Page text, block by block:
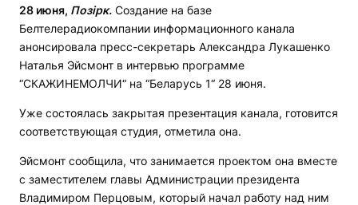
28 июня, Позірк. Создание на базе
Белтелерадиокомпании информационного канала
анонсировала пресс-секретарь Александра Лукашенко
Наталья Эйсмонт в интервью программе
“СКАЖИНЕМОЛЧИ“ на “Беларусь 1“ 28 июня.
Уже состоялась закрытая презентация канала, готовится
соответствующая студия, отметила она.
Эйсмонт сообщила, что занимается проектом она вместе
с заместителем главы Администрации президента
Владимиром Перцовым, который начал работу над ним